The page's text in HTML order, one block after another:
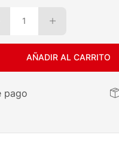
1
AÑADIR AL CARRITO
pago